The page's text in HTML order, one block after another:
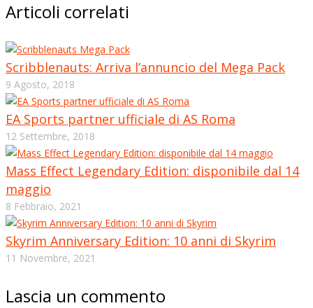
Articoli correlati
Scribblenauts: Arriva l’annuncio del Mega Pack
9 Agosto, 2018
EA Sports partner ufficiale di AS Roma
12 Settembre, 2018
Mass Effect Legendary Edition: disponibile dal 14
maggio
8 Febbraio, 2021
Skyrim Anniversary Edition: 10 anni di Skyrim
11 Novembre, 2021
Lascia un commento